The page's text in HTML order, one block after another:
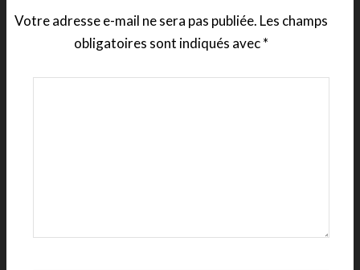
Votre adresse e-mail ne sera pas publiée. Les champs
obligatoires sont indiqués avec*